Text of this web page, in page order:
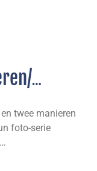
twee manieren
foto-serie